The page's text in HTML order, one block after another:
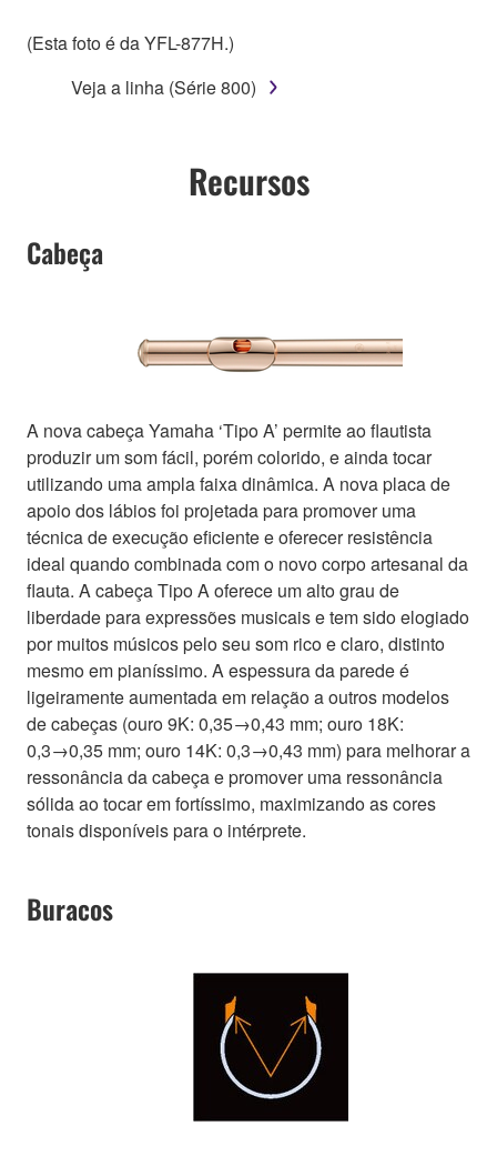
(Esta foto é da YFL-877H.)
Veja a linha (Série 800)
Recursos
Cabeça
A nova cabeça Yamaha ‘Tipo A’ permite ao flautista
produzir um som fácil, porém colorido, e ainda tocar
utilizando uma ampla faixa dinâmica. A nova placa de
apoio dos lábios foi projetada para promover uma
técnica de execução eficiente e oferecer resistência
ideal quando combinada com o novo corpo artesanal da
flauta. A cabeça Tipo A oferece um alto grau de
liberdade para expressões musicais e tem sido elogiado
por muitos músicos pelo seu som rico e claro, distinto
mesmo em pianíssimo. A espessura da parede é
ligeiramente aumentada em relação a outros modelos
de cabeças (ouro 9K: 0,35→0,43 mm; ouro 18K:
0,3→0,35 mm; ouro 14K: 0,3→0,43 mm) para melhorar a
ressonância da cabeça e promover uma ressonância
sólida ao tocar em fortíssimo, maximizando as cores
tonais disponíveis para o intérprete.
Buracos